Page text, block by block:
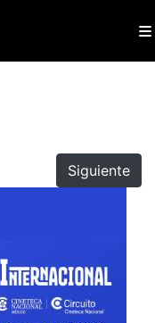
Siguiente